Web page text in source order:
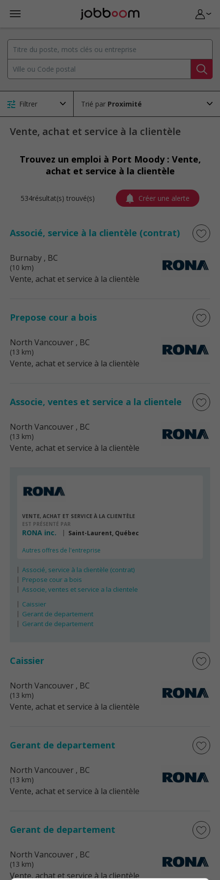
Filtrer Trié par
Vente, achat et service à la clientèle
Trouvez un emploi à Port Moody : Vente,
achat et service à la clientèle
534résultat(s) trouvé(s) Créer une alerte
Associé, service à la clientèle (contrat)
Burnaby , BC
(10 km)
Vente, achat et service à la clientèle
Prepose cour a bois
North Vancouver , BC
(13 km)
Vente, achat et service à la clientèle
Associe, ventes et service a la clientele
North Vancouver , BC
(13 km)
Vente, achat et service à la clientèle
VENTE, ACHAT ET SERVICE À LA CLIENTÈLE
EST PRÉSENTÉ PAR
RONA inc. Saint-Laurent, Québec
Autres offres de l'entreprise
Associé, service à la clientèle (contrat)
Prepose cour a bois
Associe, ventes et service a la clientele
Caissier
Gerant de departement
Gerant de departement
Caissier
North Vancouver , BC
(13 km)
Vente, achat et service à la clientèle
Gerant de departement
North Vancouver , BC
(13 km)
Vente, achat et service à la clientèle
Gerant de departement
North Vancouver , BC
(13 km)
Vente, achat et service à la clientèle